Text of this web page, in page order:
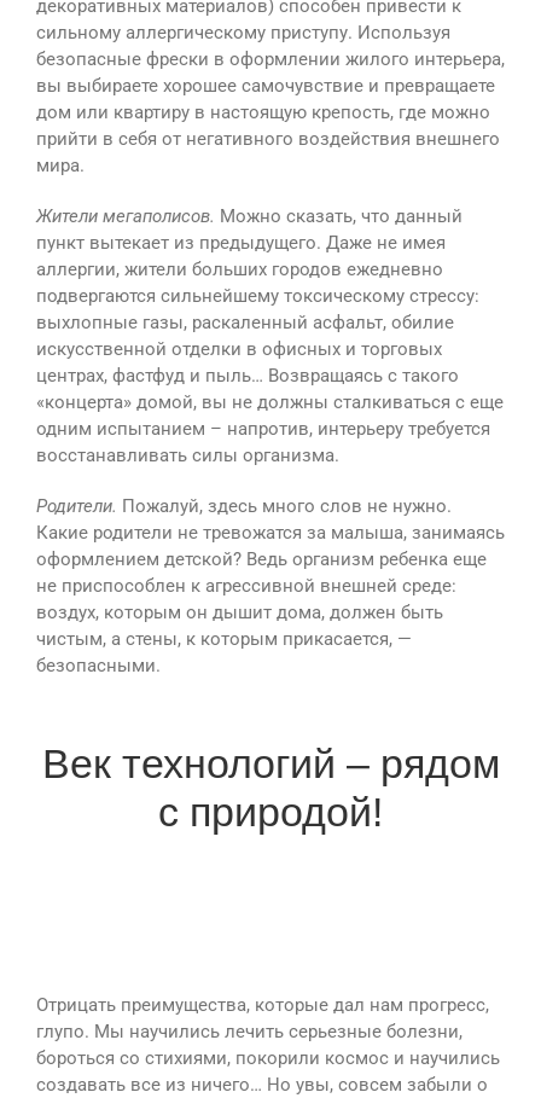
декоративных материалов) способен привести к
сильному аллергическому приступу. Используя
безопасные фрески в оформлении жилого интерьера,
вы выбираете хорошее самочувствие и превращаете
дом или квартиру в настоящую крепость, где можно
прийти в себя от негативного воздействия внешнего
мира.
Жители мегаполисов. Можно сказать, что данный
пункт вытекает из предыдущего. Даже не имея
аллергии, жители больших городов ежедневно
подвергаются сильнейшему токсическому стрессу:
выхлопные газы, раскаленный асфальт, обилие
искусственной отделки в офисных и торговых
центрах, фастфуд и пыль… Возвращаясь с такого
«концерта» домой, вы не должны сталкиваться с еще
одним испытанием – напротив, интерьеру требуется
восстанавливать силы организма.
Родители. Пожалуй, здесь много слов не нужно.
Какие родители не тревожатся за малыша, занимаясь
оформлением детской? Ведь организм ребенка еще
не приспособлен к агрессивной внешней среде:
воздух, которым он дышит дома, должен быть
чистым, а стены, к которым прикасается, —
безопасными.
Век технологий – рядом
с природой!
Отрицать преимущества, которые дал нам прогресс,
глупо. Мы научились лечить серьезные болезни,
бороться со стихиями, покорили космос и научились
создавать все из ничего… Но увы, совсем забыли о